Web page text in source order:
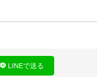
LINEで送る